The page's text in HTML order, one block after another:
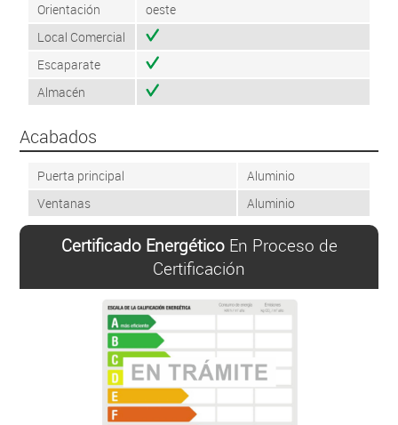
Orientación
oeste
Local Comercial
Escaparate
Almacén
Acabados
Puerta principal
Aluminio
Ventanas
Aluminio
Certificado EnergéticoEn Proceso de
Certificación